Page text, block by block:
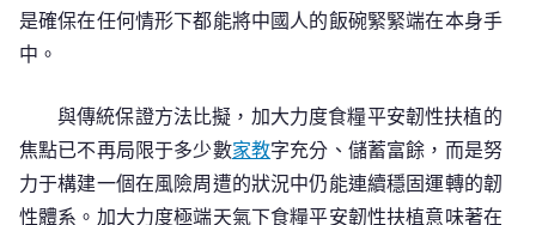
是確保在任何情形下都能將中國人的飯碗緊緊端在本身手
中。
與傳統保證方法比擬，加大力度食糧平安韌性扶植的
焦點已不再局限于多少數家教字充分、儲蓄富餘，而是努
力于構建一個在風險周遭的狀況中仍能連續穩固運轉的韌
性體系。加大力度極端天氣下食糧平安韌性扶植意味著在